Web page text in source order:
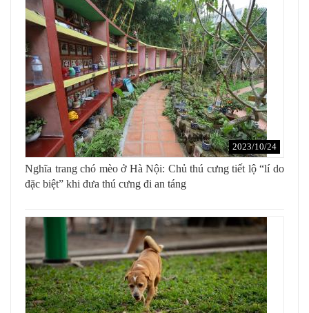
2023/10/24
Nghĩa trang chó mèo ở Hà Nội: Chủ thú cưng tiết lộ “lí do
đặc biệt” khi đưa thú cưng đi an táng